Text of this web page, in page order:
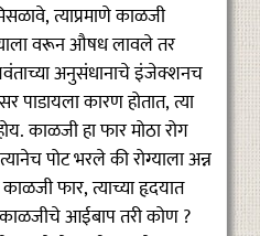
त्याप्रमाणे काळजी
वरून औषध लावले तर
अनुसंधानाचे इंजेक्शनच
पाडायला कारण होतात, त्या
काळजी हा फार मोठा रोग
पोट भरले की रोग्याला अन्न
काळजी फार, त्याच्या हृदयात
आईबाप तरी कोण ?